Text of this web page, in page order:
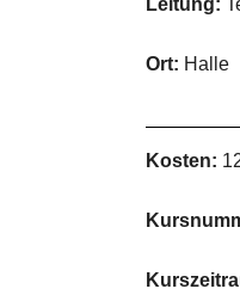
Leitung:
Ort: Halle
Kosten: